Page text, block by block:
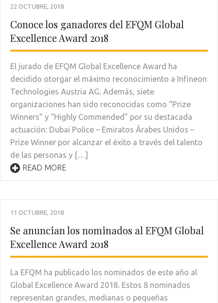
22 OCTUBRE, 2018
Conoce los ganadores del EFQM Global
Excellence Award 2018
El jurado de EFQM Global Excellence Award ha
decidido otorgar el máximo reconocimiento a Infineon
Technologies Austria AG. Además, siete
organizaciones han sido reconocidas como “Prize
Winners” y “Highly Commended” por su destacada
actuación: Dubai Police – Emiratos Árabes Unidos –
Prize Winner por alcanzar el éxito a través del talento
de las personas y […]
READ MORE
11 OCTUBRE, 2018
Se anuncian los nominados al EFQM Global
Excellence Award 2018
La EFQM ha publicado los nominados de este año al
Global Excellence Award 2018. Estos 8 nominados
representan grandes, medianas o pequeñas